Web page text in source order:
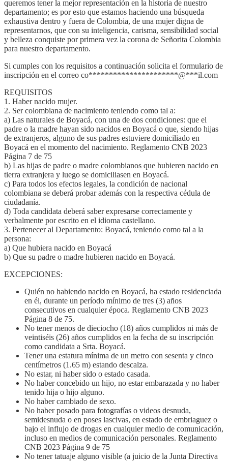
queremos tener la mejor representación en la historia de nuestro
departamento; es por esto que estamos haciendo una búsqueda
exhaustiva dentro y fuera de Colombia, de una mujer digna de
representarnos, que con su inteligencia, carisma, sensibilidad social
y belleza conquiste por primera vez la corona de Señorita Colombia
para nuestro departamento.
Si cumples con los requisitos a continuación solicita el formulario de
inscripción en el correo co**********************@***il.com
REQUISITOS
1. Haber nacido mujer.
2. Ser colombiana de nacimiento teniendo como tal a:
a) Las naturales de Boyacá, con una de dos condiciones: que el
padre o la madre hayan sido nacidos en Boyacá o que, siendo hijas
de extranjeros, alguno de sus padres estuviere domiciliado en
Boyacá en el momento del nacimiento. Reglamento CNB 2023
Página 7 de 75
b) Las hijas de padre o madre colombianos que hubieren nacido en
tierra extranjera y luego se domiciliasen en Boyacá.
c) Para todos los efectos legales, la condición de nacional
colombiana se deberá probar además con la respectiva cédula de
ciudadanía.
d) Toda candidata deberá saber expresarse correctamente y
verbalmente por escrito en el idioma castellano.
3. Pertenecer al Departamento: Boyacá, teniendo como tal a la
persona:
a) Que hubiera nacido en Boyacá
b) Que su padre o madre hubieren nacido en Boyacá.
EXCEPCIONES:
Quién no habiendo nacido en Boyacá, ha estado residenciada
en él, durante un período mínimo de tres (3) años
consecutivos en cualquier época. Reglamento CNB 2023
Página 8 de 75.
No tener menos de dieciocho (18) años cumplidos ni más de
veintiséis (26) años cumplidos en la fecha de su inscripción
como candidata a Srta. Boyacá.
Tener una estatura mínima de un metro con sesenta y cinco
centímetros (1.65 m) estando descalza.
No estar, ni haber sido o estado casada.
No haber concebido un hijo, no estar embarazada y no haber
tenido hija o hijo alguno.
No haber cambiado de sexo.
No haber posado para fotografías o videos desnuda,
semidesnuda o en poses lascivas, en estado de embriaguez o
bajo el influjo de drogas en cualquier medio de comunicación,
incluso en medios de comunicación personales. Reglamento
CNB 2023 Página 9 de 75
No tener tatuaje alguno visible (a juicio de la Junta Directiva